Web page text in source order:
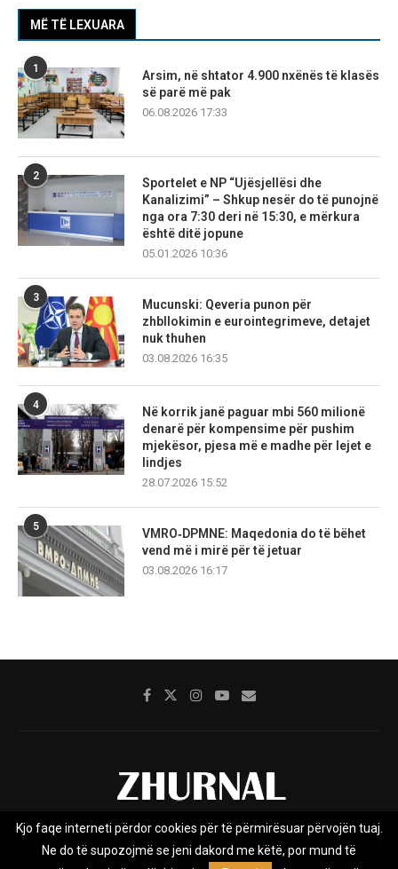
MË TË LEXUARA
1
Arsim, në shtator 4.900 nxënës të klasës
së parë më pak
06.08.2026 17:33
2
Sportelet e NP “Ujësjellësi dhe
Kanalizimi” – Shkup nesër do të punojnë
nga ora 7:30 deri në 15:30, e mërkura
është ditë jopune
05.01.2026 10:36
3
Mucunski: Qeveria punon për
zhbllokimin e eurointegrimeve, detajet
nuk thuhen
03.08.2026 16:35
4
Në korrik janë paguar mbi 560 milionë
denarë për kompensime për pushim
mjekësor, pjesa më e madhe për lejet e
lindjes
28.07.2026 15:52
5
VMRO‑DPMNE: Maqedonia do të bëhet
vend më i mirë për të jetuar
03.08.2026 16:17
Rreth nesh Impresumi Marketing
Kontakt
Privacy Policy
Kjo faqe interneti përdor cookies për të përmirësuar përvojën tuaj.
Ne do të supozojmë se jeni dakord me këtë, por mund të